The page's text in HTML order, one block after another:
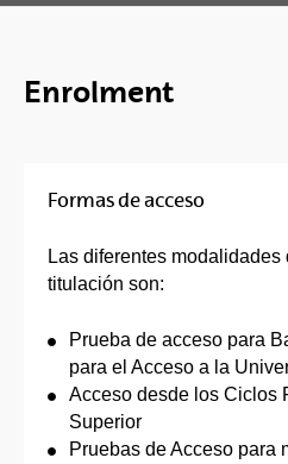
Enrolment
Formas de acceso
Las diferentes modalidades
titulación son:
Prueba de acceso para
para el Acceso a la
Acceso desde los Ciclos
Superior
Pruebas de Acceso para